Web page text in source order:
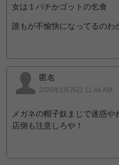
女は１パチかゴットの乞食
誰もが不愉快になってるのわ
匿名
2026年1月25日 11:44 AM
メガネの帽子奴まじで迷惑や
店側も注意しろや！